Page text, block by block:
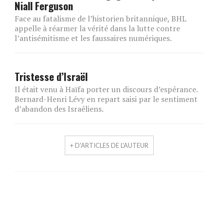
Niall Ferguson
Face au fatalisme de l’historien britannique, BHL
appelle à réarmer la vérité dans la lutte contre
l’antisémitisme et les faussaires numériques.
Tristesse d’Israël
Il était venu à Haïfa porter un discours d’espérance.
Bernard-Henri Lévy en repart saisi par le sentiment
d’abandon des Israéliens.
+ D'ARTICLES DE L'AUTEUR